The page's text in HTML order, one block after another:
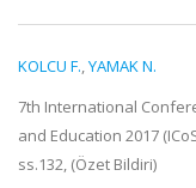
KOLCU F.,YAMAK N.
7th International
and Education 2017
ss.132, (Özet Bildiri)